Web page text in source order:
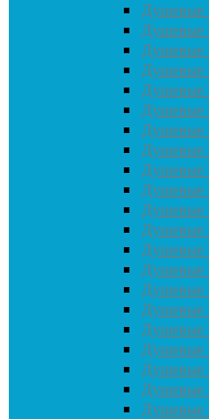
Душевые
Душевые
Душевые
Душевые
Душевые
Душевые
Душевые
Душевые
Душевые
Душевые
Душевые
Душевые
Душевые
Душевые
Душевые
Душевые
Душевые
Душевые
Душевые
Душевые
Душевые